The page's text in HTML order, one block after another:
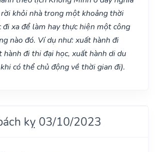
rời khỏi nhà trong một khoảng thời
đi xa để làm hay thực hiện một công
nào đó. Ví dụ như: xuất hành đi
hành đi thi đại học, xuất hành di du
có thể chủ động về thời gian đi).
kỵ 03/10/2023